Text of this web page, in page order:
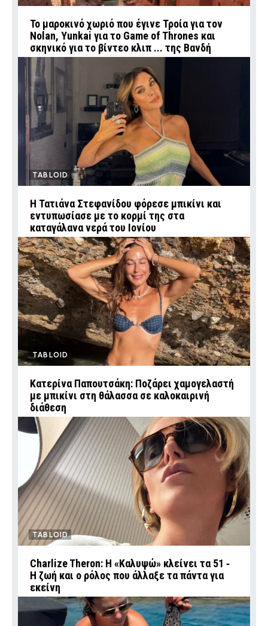
Το μαροκινό χωριό που έγινε Τροία για τον
Nolan, Yunkai για το Game of Thrones και
σκηνικό για το βίντεο κλιπ ... της Βανδή
TABLOID
Η Τατιάνα Στεφανίδου φόρεσε μπικίνι και
εντυπωσίασε με το κορμί της στα
καταγάλανα νερά του Ιονίου
TABLOID
Κατερίνα Παπουτσάκη: Ποζάρει χαμογελαστή
με μπικίνι στη θάλασσα σε καλοκαιρινή
διάθεση
TABLOID
Charlize Theron: Η «Καλυψώ» κλείνει τα 51 ‑
H ζωή και ο ρόλος που άλλαξε τα πάντα για
εκείνη